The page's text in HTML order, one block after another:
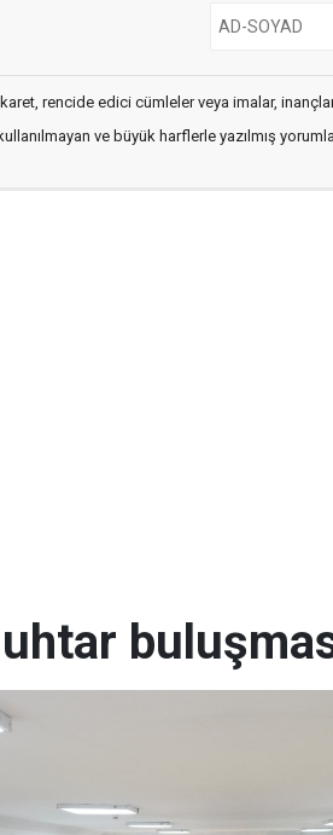
rencide edici cümleler veya imalar,
ve büyük harflerle yazılmış